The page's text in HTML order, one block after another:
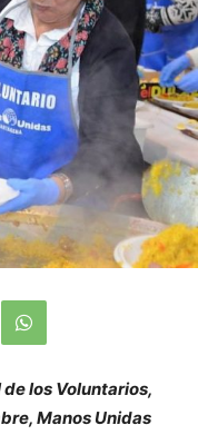
los Voluntarios,
Manos Unidas